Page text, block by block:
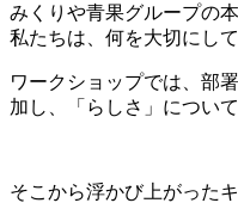
みくりや青果グループの
私たちは、何を大切にして
ワークショップでは、部
加し、「らしさ」につい
そこから浮かび上がった